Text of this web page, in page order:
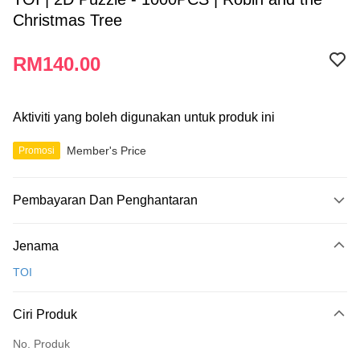
Christmas Tree
RM140.00
Aktiviti yang boleh digunakan untuk produk ini
Promosi Member's Price
Pembayaran Dan Penghantaran
Kad Kredit
Hanya menyokong Maybank, CIMB Bank, Public Bank, RHB Bank, Hong
Jenama
TOI
Ciri Produk
No. Produk